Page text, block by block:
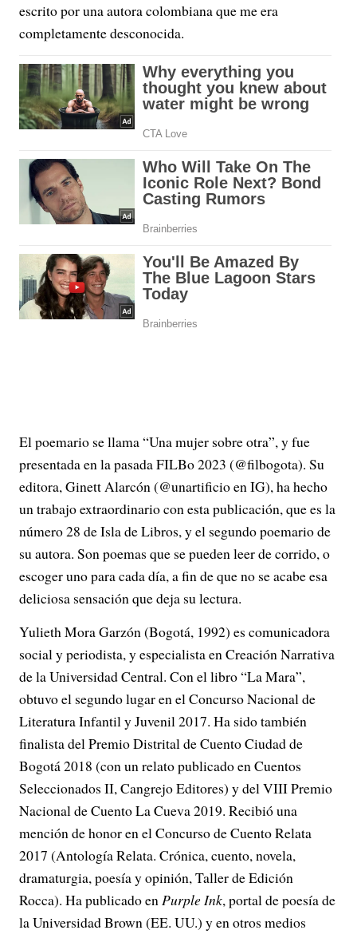
escrito por una autora colombiana que me era
completamente desconocida.
El poemario se llama “Una mujer sobre otra”, y fue
presentada en la pasada FILBo 2023 (@filbogota). Su
editora, Ginett Alarcón (@unartificio en IG), ha hecho
un trabajo extraordinario con esta publicación, que es la
número 28 de Isla de Libros, y el segundo poemario de
su autora. Son poemas que se pueden leer de corrido, o
escoger uno para cada día, a fin de que no se acabe esa
deliciosa sensación que deja su lectura.
Yulieth Mora Garzón (Bogotá, 1992) es comunicadora
social y periodista, y especialista en Creación Narrativa
de la Universidad Central. Con el libro “La Mara”,
obtuvo el segundo lugar en el Concurso Nacional de
Literatura Infantil y Juvenil 2017. Ha sido también
finalista del Premio Distrital de Cuento Ciudad de
Bogotá 2018 (con un relato publicado en Cuentos
Seleccionados II, Cangrejo Editores) y del VIII Premio
Nacional de Cuento La Cueva 2019. Recibió una
mención de honor en el Concurso de Cuento Relata
2017 (Antología Relata. Crónica, cuento, novela,
dramaturgia, poesía y opinión, Taller de Edición
Rocca). Ha publicado enPurple Ink, portal de poesía de
la Universidad Brown (EE. UU.) y en otros medios